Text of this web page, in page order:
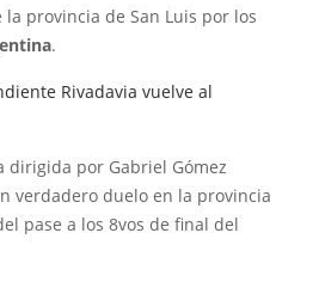
la provincia de San Luis por los
.
Rivadavia vuelve al
dirigida por Gabriel Gómez
verdadero duelo en la provincia
pase a los 8vos de final del